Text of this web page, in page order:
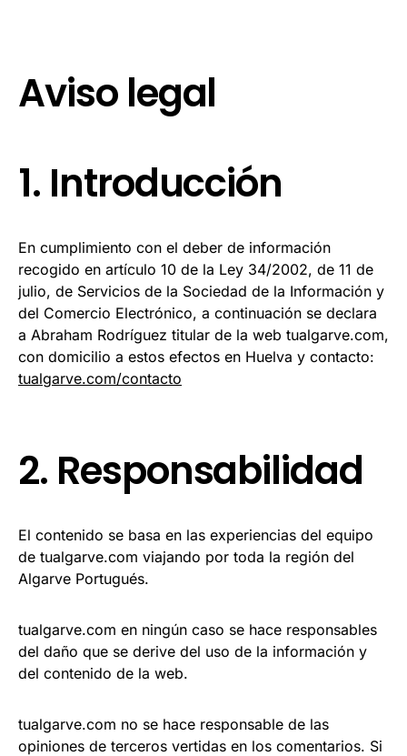
Aviso legal
1. Introducción
En cumplimiento con el deber de información
recogido en artículo 10 de la Ley 34/2002, de 11 de
julio, de Servicios de la Sociedad de la Información y
del Comercio Electrónico, a continuación se declara
a Abraham Rodríguez titular de la web tualgarve.com,
con domicilio a estos efectos en Huelva y contacto:
tualgarve.com/contacto
2. Responsabilidad
El contenido se basa en las experiencias del equipo
de tualgarve.com viajando por toda la región del
Algarve Portugués.
tualgarve.com en ningún caso se hace responsables
del daño que se derive del uso de la información y
del contenido de la web.
tualgarve.com no se hace responsable de las
opiniones de terceros vertidas en los comentarios. Si